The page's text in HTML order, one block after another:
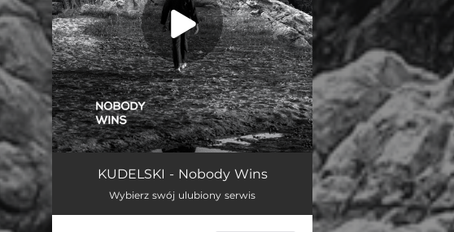
Nobody Wins 04:28
KUDELSKI - Nobody Wins
Wybierz swój ulubiony serwis